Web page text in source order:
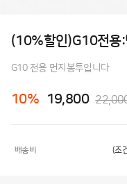
(10%할인)G10전용:
G10 전용 먼지봉투입니다
10% 19,800
배송비 (조